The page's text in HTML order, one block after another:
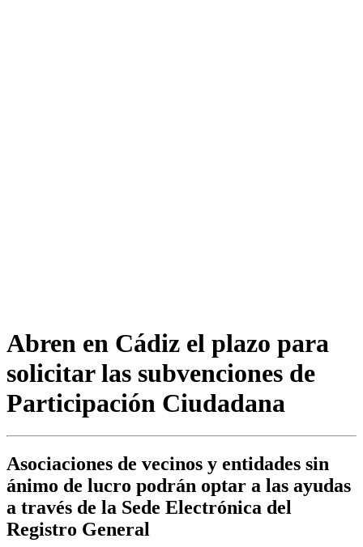
Abren en Cádiz el plazo para
solicitar las subvenciones de
Participación Ciudadana
Asociaciones de vecinos y entidades sin
ánimo de lucro podrán optar a las ayudas
a través de la Sede Electrónica del
Registro General